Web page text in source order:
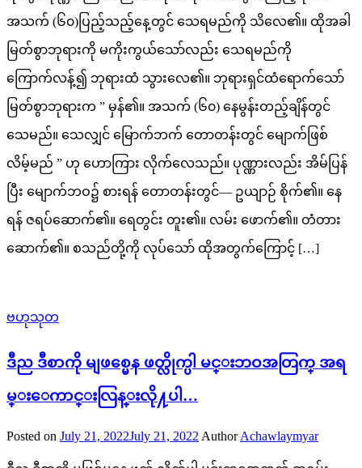
အသက် (၆၀)ပြည့်သည့်နေ့တွင် သေရမည်ကို သိလေ၏။ ထိုအခါ
မြတ်စွာဘုရားကို မကိုးကွယ်သော်လည်း သေရမည်ကို
ကြောက်လန့်၍ ဘုရားထံ သွားလေ၏။ ဘုရားရှင်ထံရောက်သော်
မြတ်စွာဘုရားက ” မှန်၏။ အသက် (၆၀) နေမွန်းတည့်ချိန်တွင်
သေမည်။ သေလျှင် မြောက်ဘက် တောတန်းတွင် မျောက်ဖြစ်
လိမ့်မည် ” ဟု ဟောကြား လိုက်လေသည်။ ပုဏ္ဏားလည်း အိမ်ပြန်
ပြီး မျောက်ဘဝ၌ စားရန် တောတန်းတွင်— ဥယျာဉ် စိုက်၏။ နေ
ရန် ဇရပ်ဆောက်၏။ ရေတွင်း တူး၏။ လမ်း ဖောက်၏။ တံတား
ဆောက်၏။ စသည်တို့ကို လုပ်သော် ထိုအတွက်ကြောင့် […]
ဗဟုသုတ
ဒီည ဒီစာကို မျဖစ္မေန ဖတ္လိုက္ပါ မင္းဘဝအတြက္ အရ
မ္းေကာင္းလြန္းလို႔ပါ…
Posted on July 21, 2022July 21, 2022 Author Achawlaymyar